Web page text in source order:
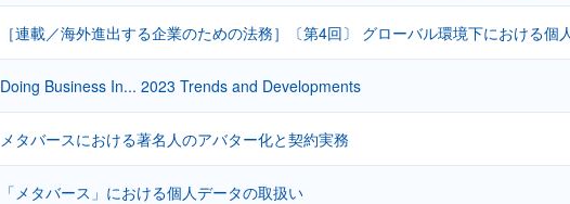
［連載／海外進出する企業のための法務］〔第4回〕 グローバル環境下における個
Doing Business In... 2023 Trends and Developments
メタバースにおける著名人のアバター化と契約実務
「メタバース」における個人データの取扱い